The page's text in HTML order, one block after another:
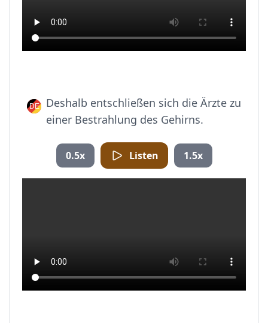
Deshalb entschließen sich die Ärzte zu
einer Bestrahlung des Gehirns.
0.5x Listen 1.5x